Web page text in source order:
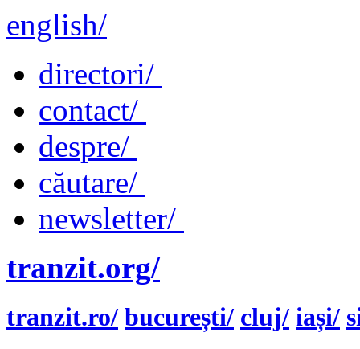
english/
directori/
contact/
despre/
căutare/
newsletter/
tranzit.org/
tranzit.ro/ bucurești/ cluj/ iași/